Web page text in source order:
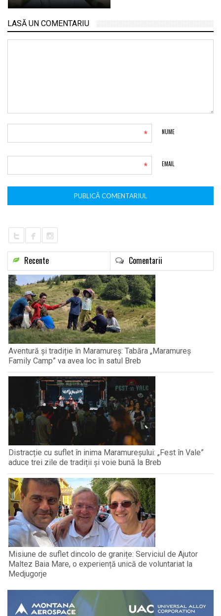
LASĂ UN COMENTARIU
NUME
*
EMAIL
*
Recente Comentarii
Aventură și tradiție în Maramureș: Tabăra „Maramureș
Family Camp” va avea loc în satul Breb
Distracție cu suflet în inima Maramureșului: „Fest în Vale”
aduce trei zile de tradiții și voie bună la Breb
Misiune de suflet dincolo de granițe: Serviciul de Ajutor
Maltez Baia Mare, o experiență unică de voluntariat la
Medjugorje